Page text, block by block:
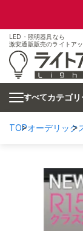
LED・照明器具なら
激安通販販売のライトア
すべてカテゴ
TOPオーデリック